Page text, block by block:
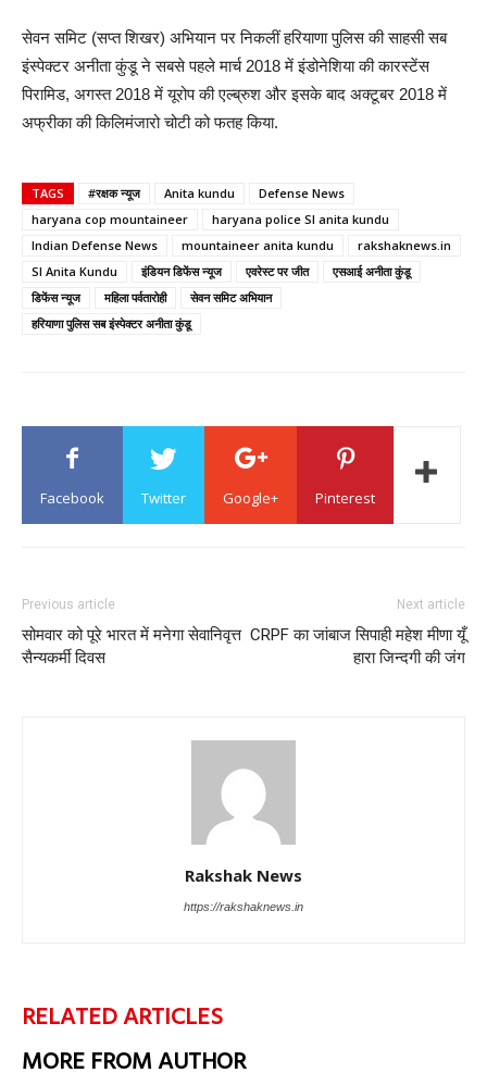
सेवन समिट (सप्त शिखर) अभियान पर निकलीं हरियाणा पुलिस की साहसी सब
इंस्पेक्टर अनीता कुंडू ने सबसे पहले मार्च 2018 में इंडोनेशिया की कारस्टेंस
पिरामिड, अगस्त 2018 में यूरोप की एल्ब्रुश और इसके बाद अक्टूबर 2018 में
अफ्रीका की किलिमंजारो चोटी को फतह किया.
TAGS #रक्षक न्यूज Anita kundu
Defense News
haryana cop mountaineer
haryana police SI anita kundu
Indian Defense News
mountaineer anita kundu
rakshaknews.in
SI Anita Kundu
इंडियन डिफेंस न्यूज एवरेस्ट पर जीत
एसआई अनीता कुंडू
डिफेंस न्यूज
महिला पर्वतारोही
सेवन समिट अभियान
हरियाणा पुलिस सब इंस्पेक्टर अनीता कुंडू
Facebook Twitter Google+ Pinterest
Previous article
सोमवार को पूरे भारत में मनेगा सेवानिवृत्त
सैन्यकर्मी दिवस
Next article
CRPF का जांबाज सिपाही महेश मीणा यूँ
हारा जिन्दगी की जंग
Rakshak News
https://rakshaknews.in
RELATED ARTICLES
MORE FROM AUTHOR